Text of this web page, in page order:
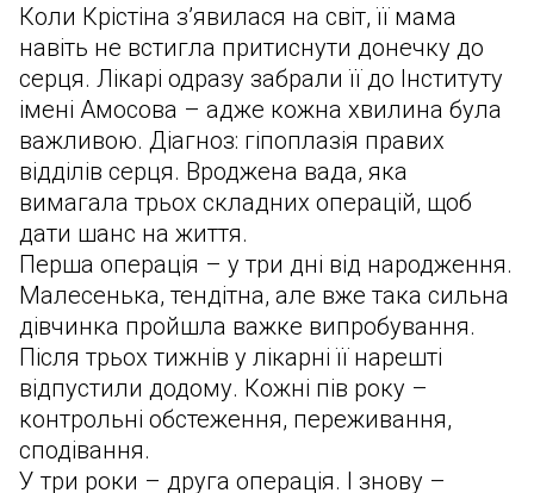
Коли Крістіна з’явилася на світ, її мама
навіть не встигла притиснути донечку до
серця. Лікарі одразу забрали її до Інституту
імені Амосова – адже кожна хвилина була
важливою. Діагноз: гіпоплазія правих
відділів серця. Вроджена вада, яка
вимагала трьох складних операцій, щоб
дати шанс на життя.
Перша операція – у три дні від народження.
Малесенька, тендітна, але вже така сильна
дівчинка пройшла важке випробування.
Після трьох тижнів у лікарні її нарешті
відпустили додому. Кожні пів року –
контрольні обстеження, переживання,
сподівання.
У три роки – друга операція. І знову –